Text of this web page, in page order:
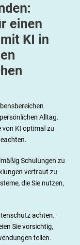
einen
KI in
Alltag.
von KI optimal zu
Schulungen zu
vertraut zu
die Sie nutzen,
achten.
Sie vorsichtig,
teilen.